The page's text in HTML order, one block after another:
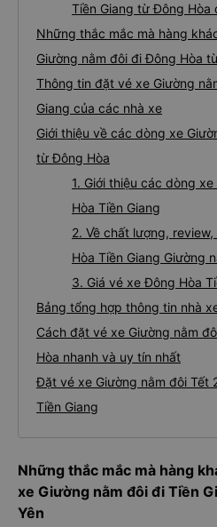
Tiền Giang từ Đông Hòa
Những thắc mắc mà hàng
Giường nằm đôi đi Đông Hòa
Thông tin đặt vé xe Giường
Giang của các nhà xe
Giới thiệu về các dòng xe
từ Đông Hòa
1. Giới thiệu các dòng
Hòa Tiền Giang
2. Về chất lượng,
Hòa Tiền Giang Giường
3. Giá vé xe Đông Hòa
Bảng tổng hợp thông tin nhà
Cách đặt vé xe Giường nằm
Hòa nhanh và uy tín nhất
Đặt vé xe Giường nằm đôi Tết
Tiền Giang
Những thắc mắc mà hàng
xe Giường nằm đôi đi Tiền
Yên